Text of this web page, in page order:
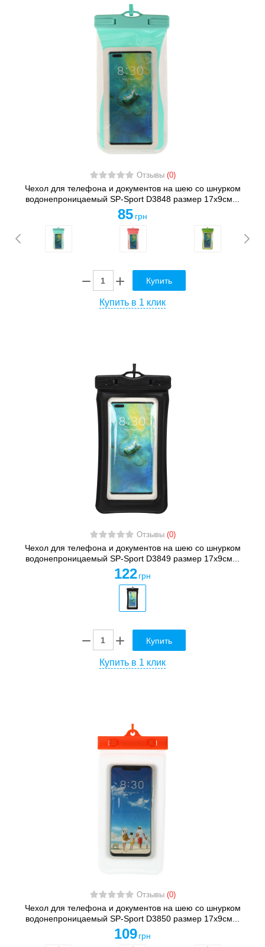
Отзывы (0)
Чехол для телефона и документов на шею со шнурком
водонепроницаемый SP-Sport D3848 размер 17x9см...
85 грн
Купить
Купить в 1 клик
Отзывы (0)
Чехол для телефона и документов на шею со шнурком
водонепроницаемый SP-Sport D3849 размер 17x9см...
122 грн
Купить
Купить в 1 клик
Отзывы (0)
Чехол для телефона и документов на шею со шнурком
водонепроницаемый SP-Sport D3850 размер 17x9см...
109 грн